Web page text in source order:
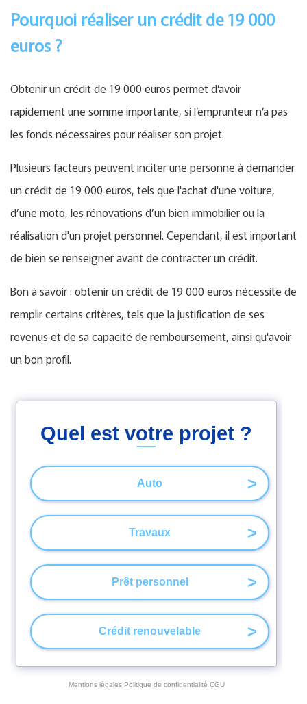
Pourquoi réaliser un crédit de 19 000
euros ?
Obtenir un crédit de 19 000 euros permet d’avoir
rapidement une somme importante, si l’emprunteur n’a pas
les fonds nécessaires pour réaliser son projet.
Plusieurs facteurs peuvent inciter une personne à demander
un crédit de 19 000 euros, tels que l'achat d'une voiture,
d’une moto, les rénovations d’un bien immobilier ou la
réalisation d'un projet personnel. Cependant, il est important
de bien se renseigner avant de contracter un crédit.
Bon à savoir : obtenir un crédit de 19 000 euros nécessite de
remplir certains critères, tels que la justification de ses
revenus et de sa capacité de remboursement, ainsi qu'avoir
un bon profil.